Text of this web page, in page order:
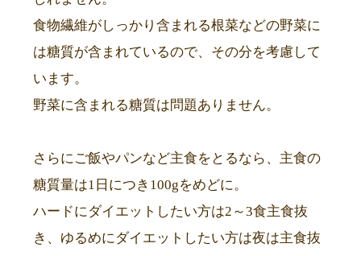
食物繊維がしっかり含まれる根菜などの野菜に
は糖質が含まれているので、その分を考慮して
います。
野菜に含まれる糖質は問題ありません。
さらにご飯やパンなど主食をとるなら、主食の
糖質量は1日につき100gをめどに。
ハードにダイエットしたい方は2～3食主食抜
き、ゆるめにダイエットしたい方は夜は主食抜